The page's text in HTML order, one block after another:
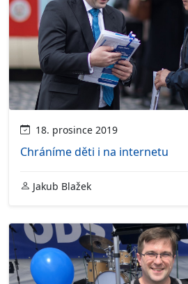
18. prosince 2019
Chráníme děti i na internetu
Jakub Blažek